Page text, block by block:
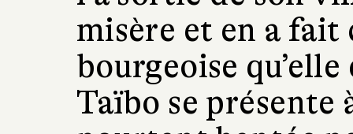
misère et en a
bourgeoise
Taïbo se présente